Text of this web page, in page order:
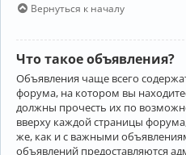
Вернуться к началу
Что такое объявления?
Объявления чаще всего
форума, на котором вы
должны прочесть их по
вверху каждой страницы
же, как и с важными
объявлений предоставляются